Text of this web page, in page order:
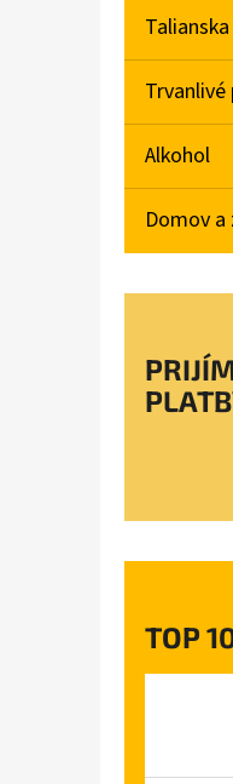
Alkohol
Domov a
TOP